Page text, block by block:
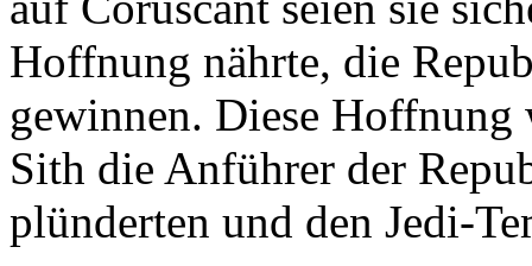
Hoffnung nährte, die
gewinnen. Diese Hoffnung
Sith die Anführer der
plünderten und den Jedi-